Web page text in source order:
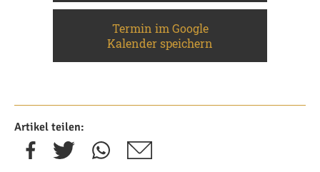
Termin im Google
Kalender speichern
Artikel teilen: